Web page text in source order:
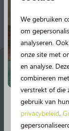
Nieuw in
We gebruiken
om
analyseren.
onze site met
en analyse.
combineren
verstrekt of die
gebruik van
privacybeleid .